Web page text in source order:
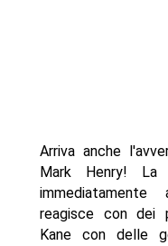
Arriva anche
Mark Henry! La
reagisce con dei
Kane con delle